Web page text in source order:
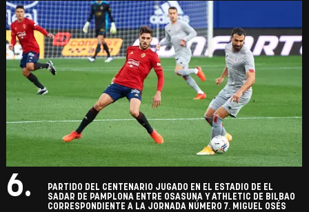
6.
PARTIDO DEL CENTENARIO JUGADO EN EL ESTADIO DE EL
SADAR DE PAMPLONA ENTRE OSASUNA Y ATHLETIC DE BILBAO
CORRESPONDIENTE A LA JORNADA NÚMERO 7. MIGUEL OSÉS